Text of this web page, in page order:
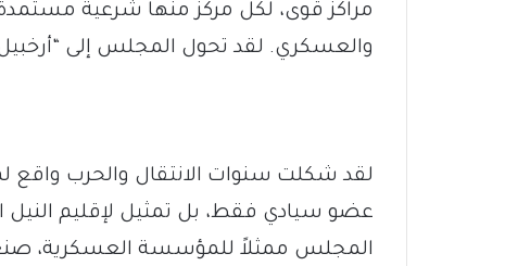
مراكز قوى، لكل مركز منها شرعية
والعسكري. لقد تحول المجلس إلى
لقد شكلت سنوات الانتقال والحرب
عضو سيادي فقط، بل تمثيل لإقليم النيل
المجلس ممثلاً للمؤسسة العسكرية،